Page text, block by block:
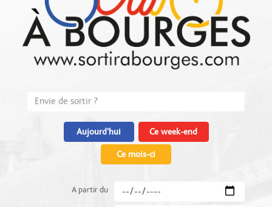
Aujourd'hui Ce week-end
Ce mois-ci
A partir du